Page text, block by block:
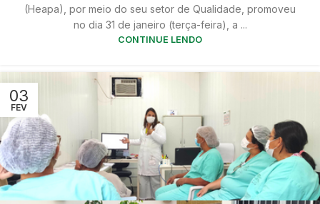
(Heapa), por meio do seu setor de Qualidade, promoveu
no dia 31 de janeiro (terça-feira), a ...
CONTINUE LENDO
03
FEV